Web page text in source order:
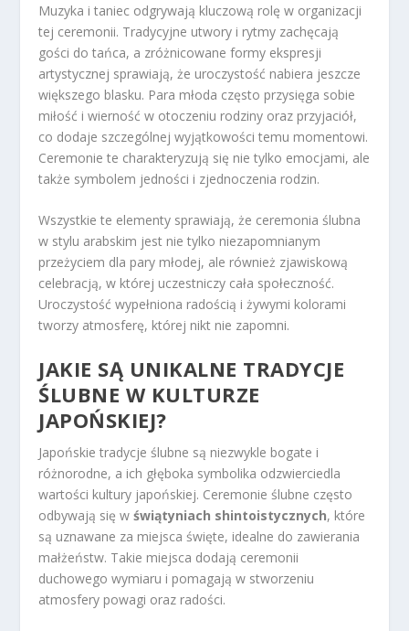
Muzyka i taniec odgrywają kluczową rolę w organizacji
tej ceremonii. Tradycyjne utwory i rytmy zachęcają
gości do tańca, a zróżnicowane formy ekspresji
artystycznej sprawiają, że uroczystość nabiera jeszcze
większego blasku. Para młoda często przysięga sobie
miłość i wierność w otoczeniu rodziny oraz przyjaciół,
co dodaje szczególnej wyjątkowości temu momentowi.
Ceremonie te charakteryzują się nie tylko emocjami, ale
także symbolem jedności i zjednoczenia rodzin.
Wszystkie te elementy sprawiają, że ceremonia ślubna
w stylu arabskim jest nie tylko niezapomnianym
przeżyciem dla pary młodej, ale również zjawiskową
celebracją, w której uczestniczy cała społeczność.
Uroczystość wypełniona radością i żywymi kolorami
tworzy atmosferę, której nikt nie zapomni.
JAKIE SĄ UNIKALNE TRADYCJE
ŚLUBNE W KULTURZE
JAPOŃSKIEJ?
Japońskie tradycje ślubne są niezwykle bogate i
różnorodne, a ich głęboka symbolika odzwierciedla
wartości kultury japońskiej. Ceremonie ślubne często
odbywają się wświątyniach shintoistycznych, które
są uznawane za miejsca święte, idealne do zawierania
małżeństw. Takie miejsca dodają ceremonii
duchowego wymiaru i pomagają w stworzeniu
atmosfery powagi oraz radości.